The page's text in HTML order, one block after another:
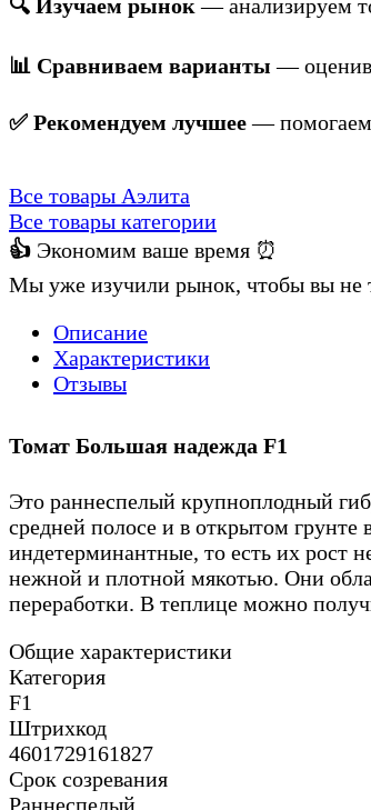
🔍 Изучаем рынок — анализируем
📊 Сравниваем варианты —
✅ Рекомендуем лучшее— помогаем
Все товары Аэлита
Все товары категории
👍 Экономим ваше время ⏰
Мы уже изучили рынок, чтобы вы не
Описание
Характеристики
Отзывы
Томат Большая надежда F1
Это раннеспелый крупноплодный
средней полосе и в открытом
индетерминантные, то есть их рост
нежной и плотной мякотью. Они
переработки. В теплице можно
Общие характеристики
Категория
F1
Штрихкод
4601729161827
Срок созревания
Раннеспелый